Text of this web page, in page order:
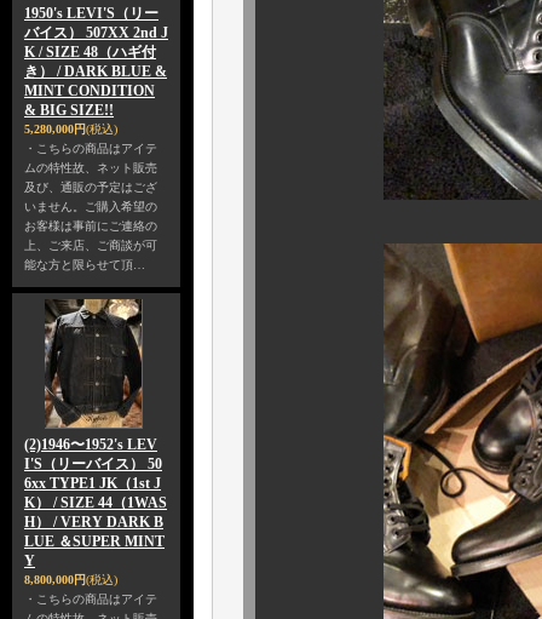
1950's LEVI'S（リー
バイス） 507XX 2nd J
K / SIZE 48（ハギ付
き） / DARK BLUE &
MINT CONDITION
& BIG SIZE!!
5,280,000円(税込)
・こちらの商品はアイテ
ムの特性故、ネット販売
及び、通販の予定はござ
いません。ご購入希望の
お客様は事前にご連絡の
上、ご来店、ご商談が可
能な方と限らせて頂…
(2)1946〜1952's LEV
I'S（リーバイス） 50
6xx TYPE1 JK（1st J
K） / SIZE 44（1WAS
H） / VERY DARK B
LUE ＆SUPER MINT
Y
8,800,000円(税込)
・こちらの商品はアイテ